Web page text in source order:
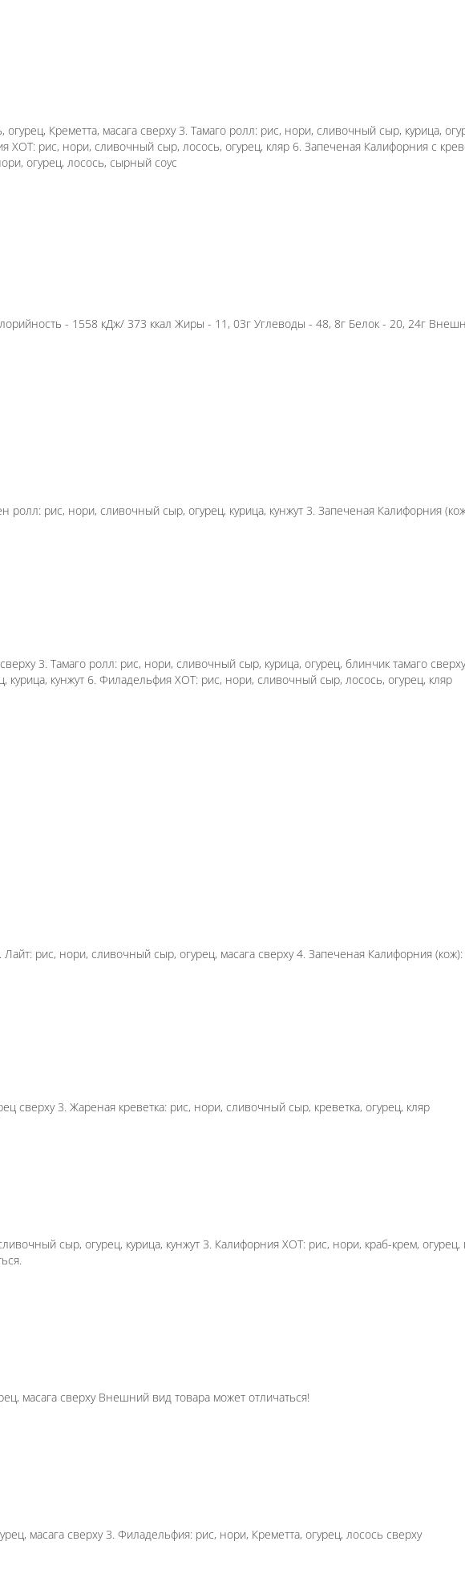
Креметта, креветка, огурец сверху 3. Эби ролл: нори, рис,
кляр 5. Жареная креветка: рис, нори, сливочный сыр, креветка,
в икре: рис, нори, лосось, огурец, Креметта, масага сверху
с креветкой: рис, нори, сливочный сыр, креветка, огурец,
сырный соус
Энергетическая ценность/калорийность - 1558 кДж/ 373 ккал
сыр, унаги, кунжут 2. Чикен ролл: рис, нори, сливочный сыр,
соус 4. Краб Томаго (кож): рис, нори, сливочный сыр, омлет
креветка, огурец сверху 3. Тамаго ролл: рис, нори,
краб-крем, огурец, масага сверху 5. Чикен ролл: рис, нори,
огурец, кляр
Креметта, бекон сверху 3. Лайт: рис, нори, сливочный сыр,
соус 5. Жаренная курочка: рис, нори, сливочный сыр, курица,
Креметта, креветка, огурец сверху 3. Жареная креветка: рис,
Чикен ролл: рис, нори, сливочный сыр, огурец, курица, кунжут